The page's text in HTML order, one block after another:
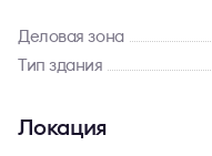
Деловая зона
Тип здания
Локация